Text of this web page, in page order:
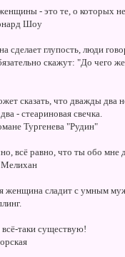
- это те, о которых
Шоу
сделает глупость, люди
скажут: "До чего
сказать, что дважды два
- стеариновая свечка.
Тургенева "Рудин"
всё равно, что ты обо мне
Мелихан
женщина сладит с умным
таки существую!